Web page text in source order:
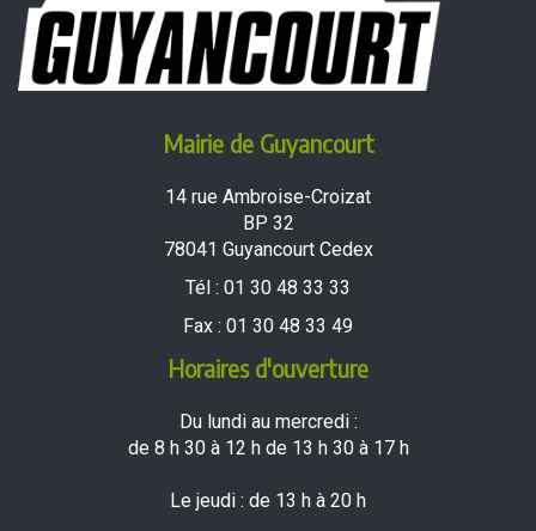
Mairie de Guyancourt
14 rue Ambroise-Croizat
BP 32
78041 Guyancourt Cedex
Tél : 01 30 48 33 33
Fax : 01 30 48 33 49
Horaires d'ouverture
Du lundi au mercredi :
de 8 h 30 à 12 h de 13 h 30 à 17 h
Le jeudi : de 13 h à 20 h